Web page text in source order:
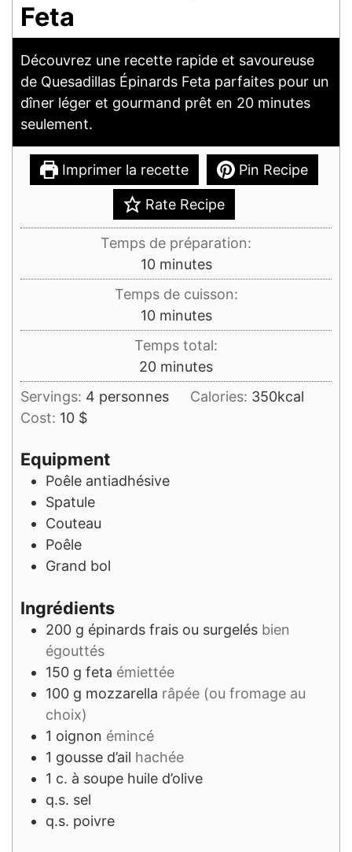
Feta
Découvrez une recette rapide et savoureuse
de Quesadillas Épinards Feta parfaites pour un
dîner léger et gourmand prêt en 20 minutes
seulement.
Imprimer la recette Pin Recipe
Rate Recipe
Temps de préparation:
10minutes
minutes
Temps de cuisson:
10minutes
minutes
Temps total:
20minutes
minutes
Servings: 4 personnes Calories: 350kcal
Cost: 10 $
Equipment
Poêle antiadhésive
Spatule
Couteau
Poêle
Grand bol
Ingrédients
200 g épinards frais ou surgelés bien
égouttés
150 g feta émiettée
100 g mozzarella râpée (ou fromage au
choix)
1 oignon émincé
1 gousse d’ail hachée
1 c. à soupe huile d’olive
q.s. sel
q.s. poivre